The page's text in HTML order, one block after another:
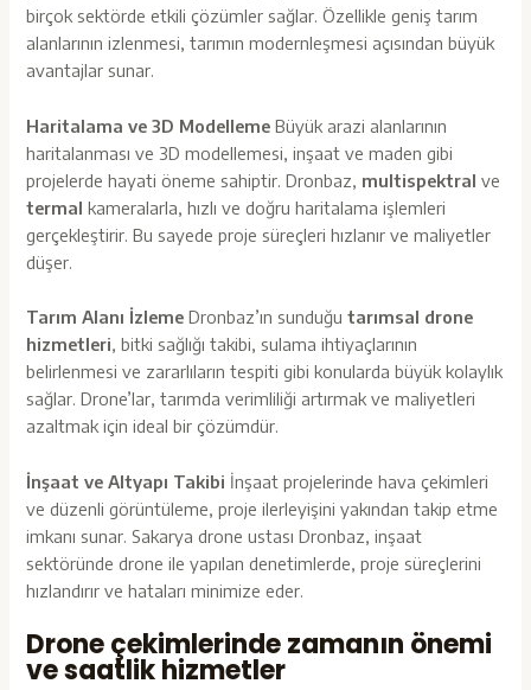
birçok sektörde etkili çözümler sağlar. Özellikle geniş tarım
alanlarının izlenmesi, tarımın modernleşmesi açısından büyük
avantajlar sunar.
Haritalama ve 3D Modelleme Büyük arazi alanlarının
haritalanması ve 3D modellemesi, inşaat ve maden gibi
projelerde hayati öneme sahiptir. Dronbaz, multispektral ve
termal kameralarla, hızlı ve doğru haritalama işlemleri
gerçekleştirir. Bu sayede proje süreçleri hızlanır ve maliyetler
düşer.
Tarım Alanı İzleme Dronbaz’ın sunduğutarımsal drone
hizmetleri, bitki sağlığı takibi, sulama ihtiyaçlarının
belirlenmesi ve zararlıların tespiti gibi konularda büyük kolaylık
sağlar. Drone’lar, tarımda verimliliği artırmak ve maliyetleri
azaltmak için ideal bir çözümdür.
İnşaat ve Altyapı Takibi İnşaat projelerinde hava çekimleri
ve düzenli görüntüleme, proje ilerleyişini yakından takip etme
imkanı sunar. Sakarya drone ustası Dronbaz, inşaat
sektöründe drone ile yapılan denetimlerde, proje süreçlerini
hızlandırır ve hataları minimize eder.
Drone çekimlerinde zamanın önemi
ve saatlik hizmetler